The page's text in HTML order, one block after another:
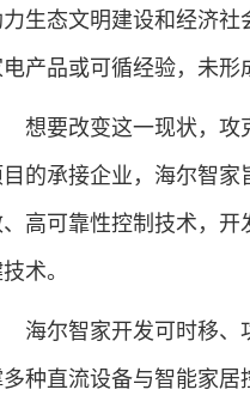
生态文明建设和经济
电产品或可循经验，未形
要改变这一现状，攻克
的承接企业，海尔智
高可靠性控制技术，
术。
尔智家开发可时移、功
种直流设备与智能家